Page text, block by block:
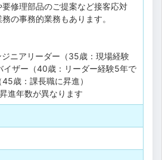
修理部品のご提案など接客応対
の事務的業務もあります。
ニアリーダー（35歳：現場経験
イザー（40歳：リーダー経験5年で
歳：課長職に昇進）
進年数が異なります